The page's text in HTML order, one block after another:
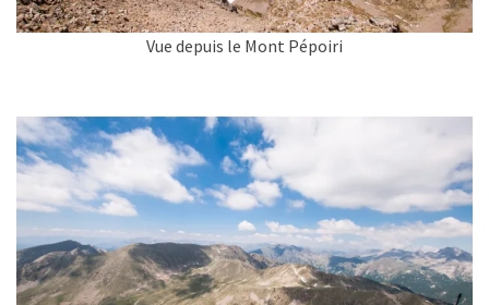
Vue depuis le Mont Pépoiri